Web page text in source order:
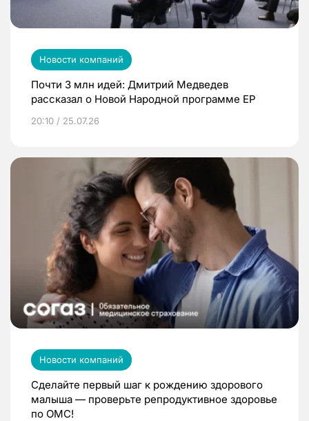
Новости компаний
Почти 3 млн идей: Дмитрий Медведев
рассказал о Новой Народной программе ЕР
20:10 / 25.07.26
Новости компаний
Сделайте первый шаг к рождению здорового
малыша — проверьте репродуктивное здоровье
по ОМС!